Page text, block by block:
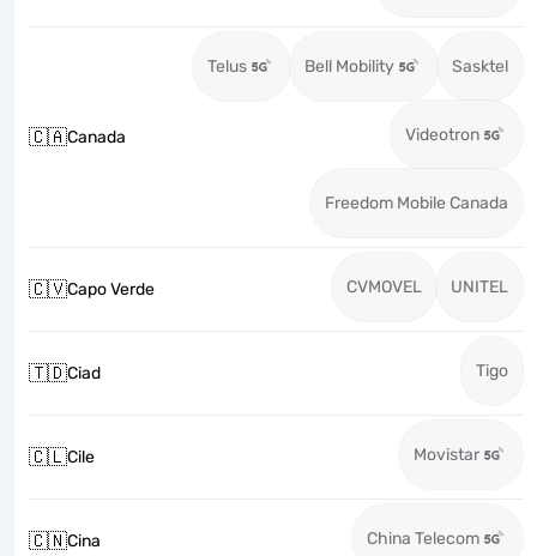
🇨🇦Canada
Telus Bell Mobility Sasktel
Videotron
Freedom Mobile Canada
🇨🇻Capo Verde CVMOVEL UNITEL
🇹🇩Ciad Tigo
🇨🇱Cile Movistar
🇨🇳Cina China Telecom